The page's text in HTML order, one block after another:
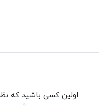
اولین کسی باشید که